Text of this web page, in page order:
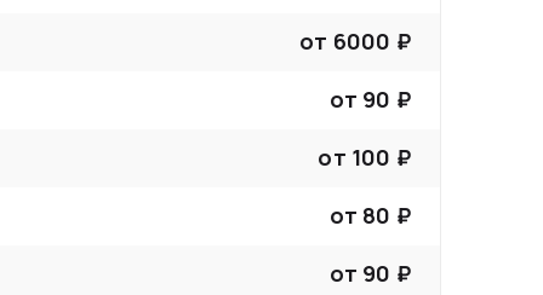
от 6000 ₽
от 90 ₽
от 100 ₽
от 80 ₽
от 90 ₽